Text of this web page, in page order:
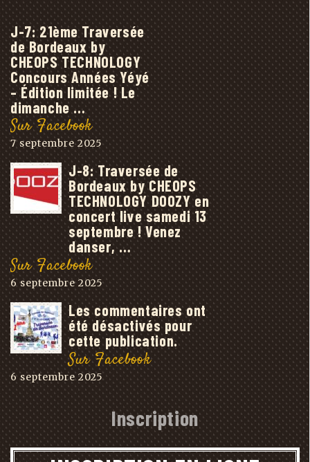
J-7: 21ème Traversée
de Bordeaux by
CHEOPS TECHNOLOGY
Concours Années Yéyé
– Édition limitée ! Le
dimanche …
Sur Facebook
7 septembre 2025
J-8: Traversée de
Bordeaux by CHEOPS
TECHNOLOGY DOOZY en
concert live samedi 13
septembre ! Venez
danser, …
Sur Facebook
6 septembre 2025
Les commentaires ont
été désactivés pour
cette publication.
Sur Facebook
6 septembre 2025
Inscription